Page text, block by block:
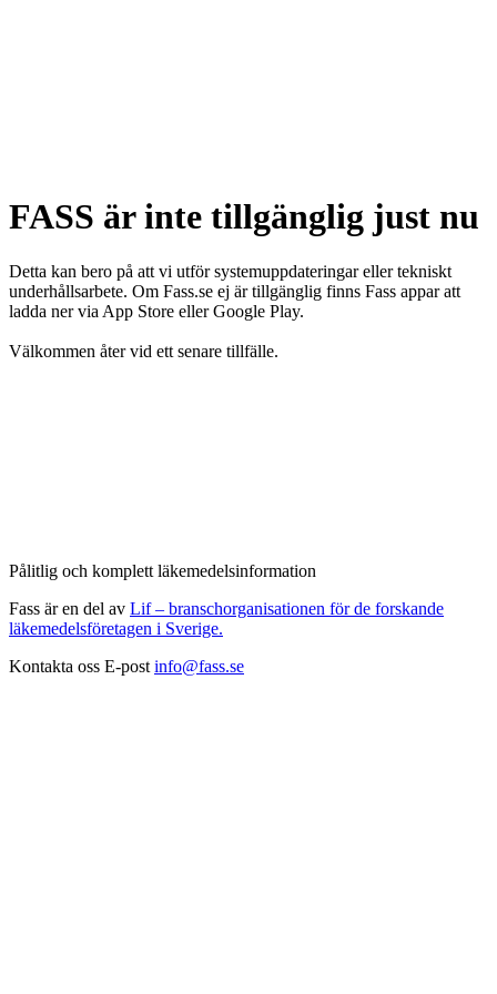
FASS är inte tillgänglig just nu
Detta kan bero på att vi utför systemuppdateringar eller tekniskt
underhållsarbete. Om Fass.se ej är tillgänglig finns Fass appar att
ladda ner via App Store eller Google Play.
Välkommen åter vid ett senare tillfälle.
Pålitlig och komplett läkemedelsinformation
Fass är en del av Lif – branschorganisationen för de forskande
läkemedelsföretagen i Sverige.
Kontakta oss E-post info@fass.se